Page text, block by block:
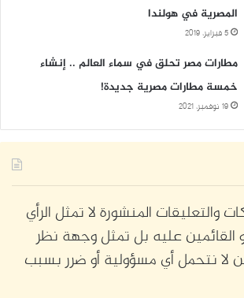
المصرية في هولندا
5 فبراير، 2019
مطارات مصر تحلق في سماء العالم .. إنشاء
خمسة مطارات مصرية جديدة!
19 نوفمبر، 2021
والتعليقات المنشورة لا تمثل الرأي
القائمين عليه بل تمثل وجهة نظر
لا نتحمل أي مسؤولية أو ضرر بسبب